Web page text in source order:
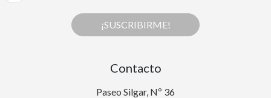
¡SUSCRIBIRME!
Contacto
Paseo Silgar, Nº 36